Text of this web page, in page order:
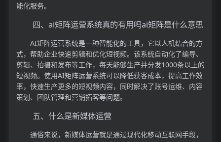
能化服务。
四、ai矩阵运营系统真的有用吗ai矩阵是什么意思
AI矩阵运营系统是一种智能化的工具，它以人机结合的方
式，帮助企业快速剪辑和优化短视频。该系统自动化了编导、
剪辑、拍摄和发布等工作，每天能够生产并分发1000条以上的
短视频。使用AI矩阵运营系统可以降低获客成本，提高工作效
率，快速生产更多的短视频内容，同时解决了账号运维、内容
策划、团队管理和营销拓客等问题。
五、什么是新媒体运营
通俗来说，新媒体运营就是通过现代化移动互联网手段，